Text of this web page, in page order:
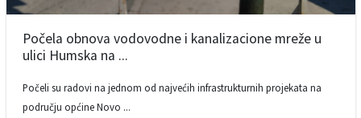
Počela obnova vodovodne i kanalizacione mreže u
ulici Humska na ...
Počeli su radovi na jednom od najvećih infrastrukturnih projekata na
području općine Novo ...